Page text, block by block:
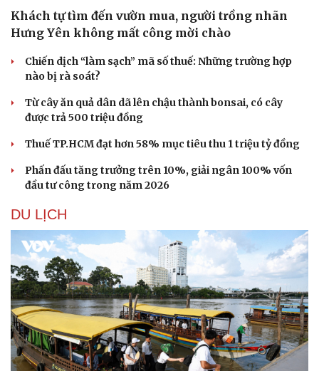
Khách tự tìm đến vườn mua, người trồng nhãn
Hưng Yên không mất công mời chào
Chiến dịch “làm sạch” mã số thuế: Những trường hợp
nào bị rà soát?
Từ cây ăn quả dân dã lên chậu thành bonsai, có cây
được trả 500 triệu đồng
Thuế TP.HCM đạt hơn 58% mục tiêu thu 1 triệu tỷ đồng
Phấn đấu tăng trưởng trên 10%, giải ngân 100% vốn
đầu tư công trong năm 2026
DU LỊCH